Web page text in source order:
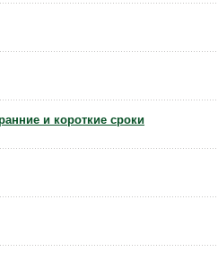
и короткие сроки